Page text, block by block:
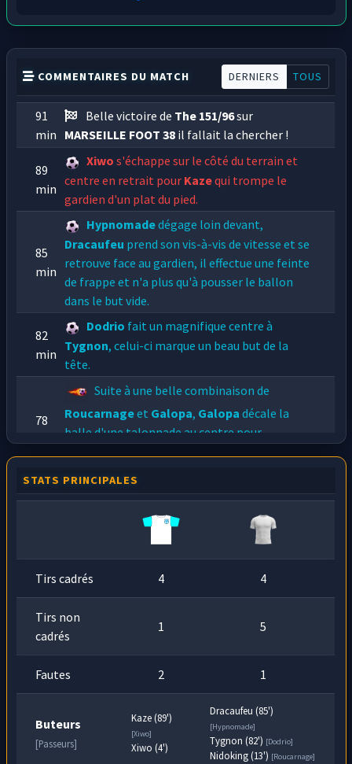
COMMENTAIRES DU MATCH DERNIERS TOUS
91
min
Belle victoire de The 151/96sur
MARSEILLE FOOT 38 il fallait la chercher !
89
min
Xiwo s'échappe sur le côté du terrain et
centre en retrait pour Kazequi trompe le
gardien d'un plat du pied.
85
min
Hypnomadedégage loin devant,
Dracaufeu prend son vis-à-vis de vitesse et se
retrouve face au gardien, il effectue une feinte
de frappe et n'a plus qu'à pousser le ballon
dans le but vide.
82
min
Dodrio fait un magnifique centre à
Tygnon, celui-ci marque un beau but de la
tête.
78
Suite à une belle combinaison de
Roucarnageet Galopa, Galopa décale la
balle d'une talonnade au centre pour
74
Hypnomaderécupère le ballon à mi-terrain et
, mais celui-ci part dans une série
STATS PRINCIPALES
Tirs cadrés 4 4
Tirs non
cadrés
1 5
Fautes 2 1
Buteurs
[Passeurs]
Kaze (89')
[Xiwo]
Xiwo (4')
Dracaufeu (85')
[Hypnomade]
Tygnon (82') [Dodrio]
Nidoking (13') [Roucarnage]